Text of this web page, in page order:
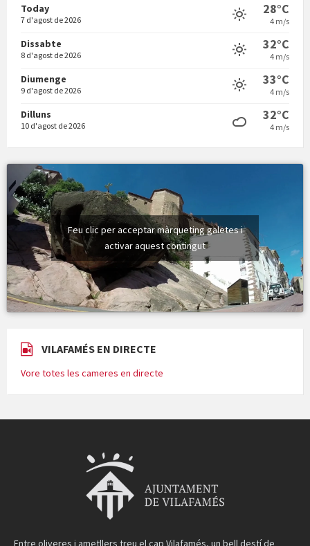
Vermuts a la Font. Hit parit
Today
7 d'agost de 2026
28°C
4 m/s
Dissabte
8 d'agost de 2026
32°C
4 m/s
Diumenge
9 d'agost de 2026
33°C
4 m/s
Dilluns
10 d'agost de 2026
32°C
4 m/s
Feu clic per acceptar màrqueting galetes i
activar aquest contingut
VILAFAMÉS EN DIRECTE
Vore totes les cameres en directe
Entre oliveres i ametllers treu el cap Vilafamés, un bell destí de